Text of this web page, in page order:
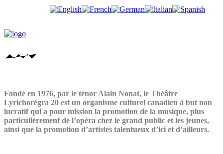
Fondé en 1976, par le ténor Alain Nonat, le Théâtre
Lyrichorégra 20 est un organisme culturel canadien à but non
lucratif qui a pour mission la promotion de la musique, plus
particulièrement de l’opéra chez le grand public et les jeunes,
ainsi que la promotion d’artistes talentueux d’ici et d’ailleurs.